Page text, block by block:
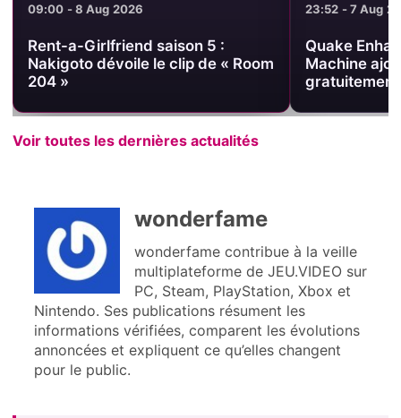
09:00 - 8 Aug 2026
Rent-a-Girlfriend saison 5 :
Nakigoto dévoile le clip de « Room
204 »
23:52 - 7 Aug
Quake
Machine
gratuitement
Voir toutes les dernières actualités
wonderfame
wonderfame contribue à la veille
multiplateforme de JEU.VIDEO sur
PC, Steam, PlayStation, Xbox et
Nintendo. Ses publications résument les
informations vérifiées, comparent les évolutions
annoncées et expliquent ce qu’elles changent
pour le public.